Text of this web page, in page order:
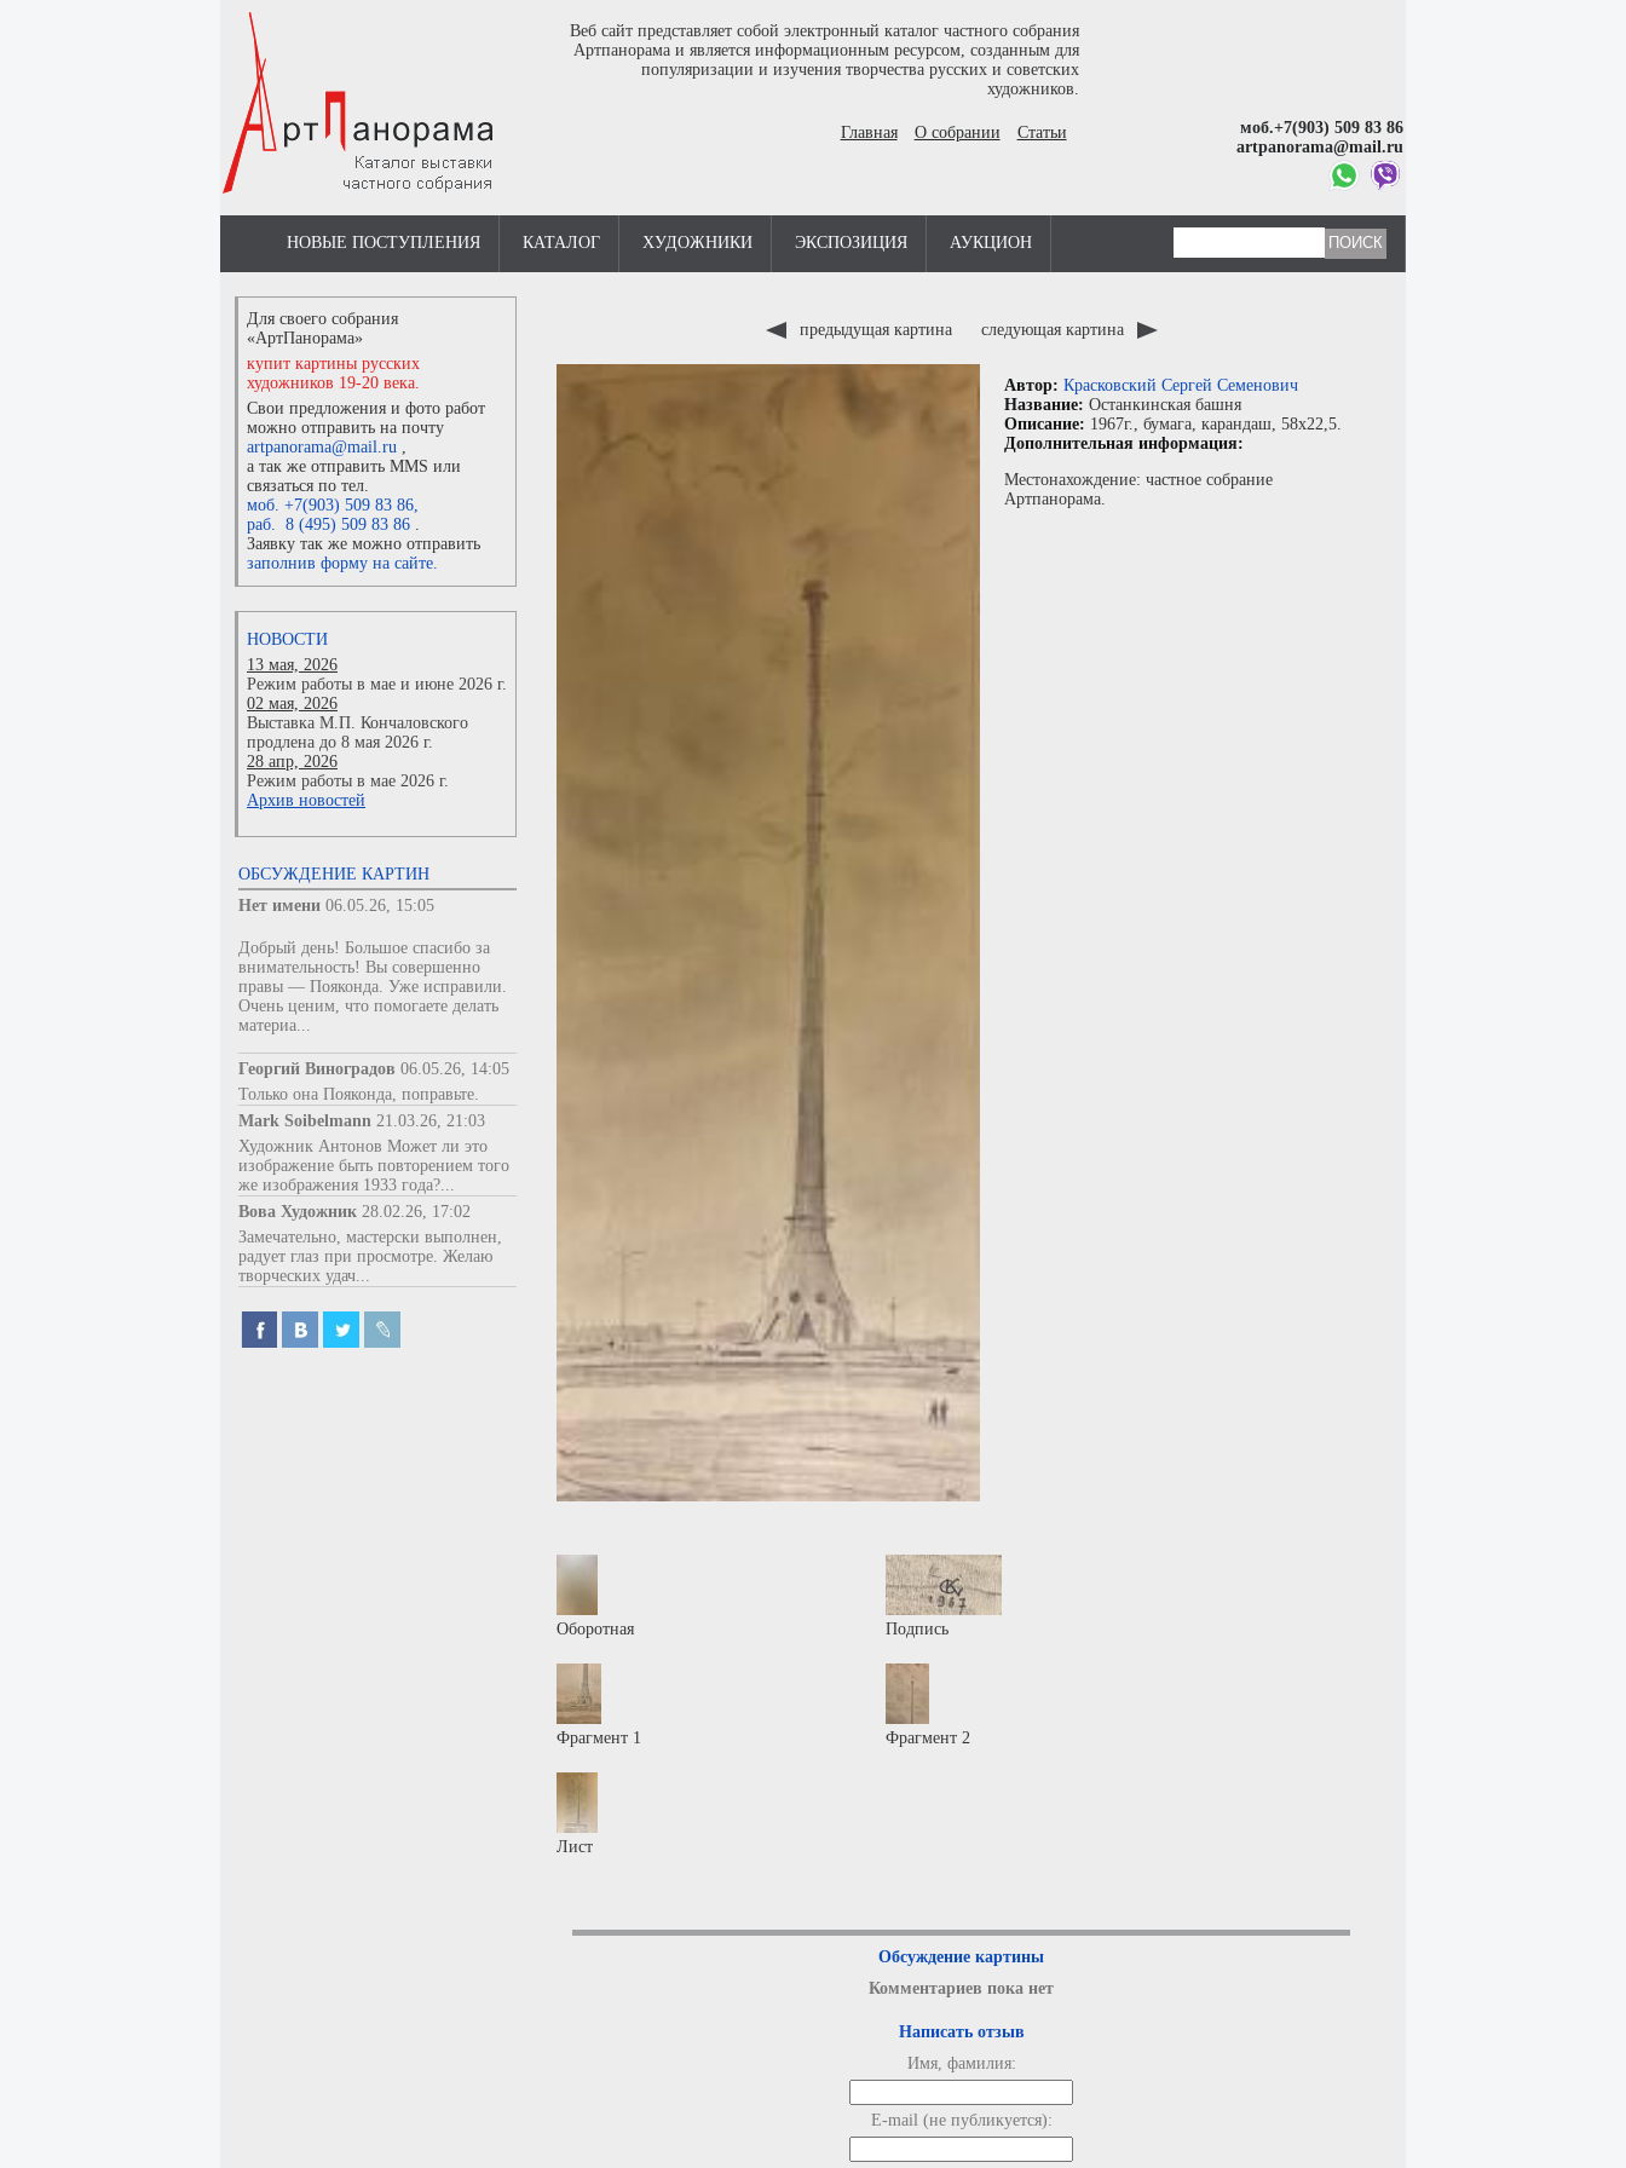
Веб сайт представляет собой электронный каталог частного собрания
Артпанорама и является информационным ресурсом, созданным для
популяризации и изучения творчества русских и советских
художников.
Главная О собрании Статьи
моб.+7(903) 509 83 86
artpanorama@mail.ru
НОВЫЕ ПОСТУПЛЕНИЯ КАТАЛОГ ХУДОЖНИКИ ЭКСПОЗИЦИЯ АУКЦИОН
Для своего собрания
«АртПанорама»
купит картины русских
художников 19-20 века.
Свои предложения и фото работ
можно отправить на почту
artpanorama@mail.ru ,
а так же отправить MMS или
связаться по тел.
моб. +7(903) 509 83 86,
раб. 8 (495) 509 83 86 .
Заявку так же можно отправить
заполнив форму на сайте.
НОВОСТИ
13 мая, 2026
Режим работы в мае и июне 2026 г.
02 мая, 2026
Выставка М.П. Кончаловского
продлена до 8 мая 2026 г.
28 апр, 2026
Режим работы в мае 2026 г.
Архив новостей
ОБСУЖДЕНИЕ КАРТИН
Нет имени 06.05.26, 15:05
Добрый день! Большое спасибо за
внимательность! Вы совершенно
правы — Пояконда. Уже исправили.
Очень ценим, что помогаете делать
материа...
Георгий Виноградов 06.05.26, 14:05
Только она Пояконда, поправьте.
Mark Soibelmann 21.03.26, 21:03
Художник Антонов Может ли это
изображение быть повторением того
же изображения 1933 года?...
Вова Художник 28.02.26, 17:02
Замечательно, мастерски выполнен,
радует глаз при просмотре. Желаю
творческих удач...
предыдущая картина следующая картина
Автор: Красковский Сергей Семенович
Название: Останкинская башня
Описание: 1967г., бумага, карандаш, 58x22,5.
Дополнительная информация:
Местонахождение: частное собрание
Артпанорама.
Оборотная Подпись
Фрагмент 1 Фрагмент 2
Лист
Обсуждение картины
Комментариев пока нет
Написать отзыв
Имя, фамилия:
E-mail (не публикуется):